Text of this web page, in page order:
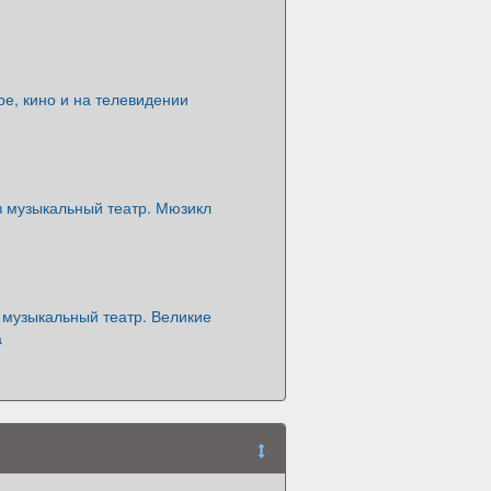
кино и на телевидении
музыкальный театр. Мюзикл
театр. Великие